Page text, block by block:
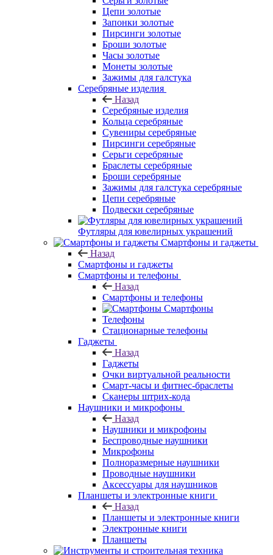
Цепи золотые
Запонки золотые
Пирсинги золотые
Броши золотые
Часы золотые
Монеты золотые
Зажимы для галстука
Серебряные изделия
Назад
Серебряные изделия
Кольца серебряные
Сувениры серебряные
Пирсинги серебряные
Серьги серебряные
Браслеты серебряные
Броши серебряные
Зажимы для галстука серебряные
Цепи серебряные
Подвески серебряные
Футляры для ювелирных украшений
Смартфоны и гаджеты
Назад
Смартфоны и гаджеты
Смартфоны и телефоны
Назад
Смартфоны и телефоны
Смартфоны
Телефоны
Стационарные телефоны
Гаджеты
Назад
Гаджеты
Очки виртуальной реальности
Смарт-часы и фитнес-браслеты
Сканеры штрих-кода
Наушники и микрофоны
Назад
Наушники и микрофоны
Беспроводные наушники
Микрофоны
Полноразмерные наушники
Проводные наушники
Аксессуары для наушников
Планшеты и электронные книги
Назад
Планшеты и электронные книги
Электронные книги
Планшеты